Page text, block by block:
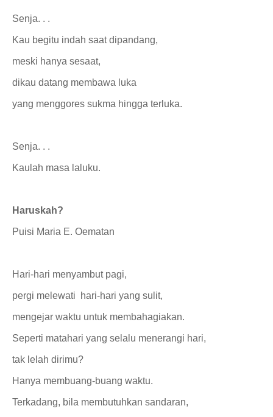
Senja. . .
Kau begitu indah saat dipandang,
meski hanya sesaat,
dikau datang membawa luka
yang menggores sukma hingga terluka.
Senja. . .
Kaulah masa laluku.
Haruskah?
Puisi Maria E. Oematan
Hari-hari menyambut pagi,
pergi melewati hari-hari yang sulit,
mengejar waktu untuk membahagiakan.
Seperti matahari yang selalu menerangi hari,
tak lelah dirimu?
Hanya membuang-buang waktu.
Terkadang, bila membutuhkan sandaran,